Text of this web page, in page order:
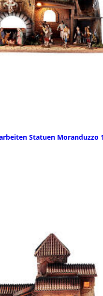
Statuen Moranduzzo